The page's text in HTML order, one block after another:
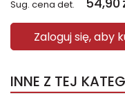
Sug. cena det.
Zaloguj się, aby
INNE Z TEJ